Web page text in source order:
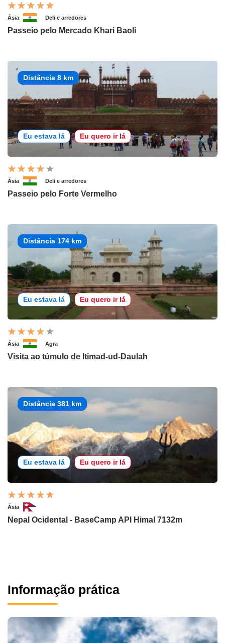
Ásia Deli e arredores
Passeio pelo Mercado Khari Baoli
Distância 8 km
Eu estava lá Eu quero ir lá
Ásia Deli e arredores
Passeio pelo Forte Vermelho
Distância 174 km
Eu estava lá Eu quero ir lá
Ásia Agra
Visita ao túmulo de Itimad-ud-Daulah
Distância 381 km
Eu estava lá Eu quero ir lá
Ásia
Nepal Ocidental - BaseCamp API Himal 7132m
Informação prática